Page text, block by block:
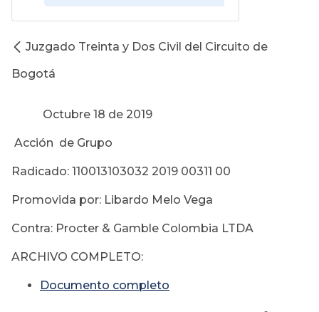
Juzgado Treinta y Dos Civil del Circuito de
Bogotá
Octubre 18 de 2019
Acción de Grupo
Radicado: 110013103032 2019 00311 00
Promovida por: Libardo Melo Vega
Contra: Procter & Gamble Colombia LTDA
ARCHIVO COMPLETO:
Documento completo